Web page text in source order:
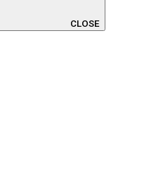
CLOSE